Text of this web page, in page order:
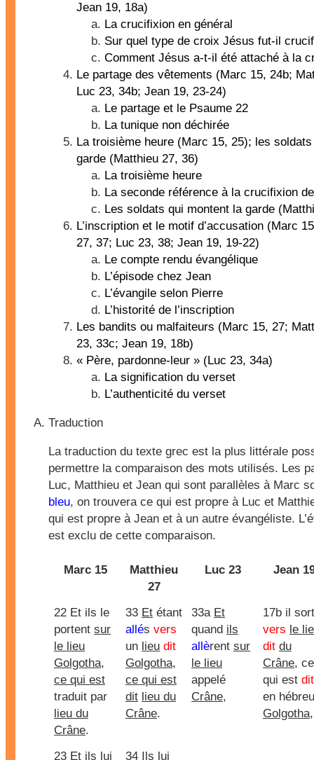
Jean 19, 18a)
La crucifixion en général
Sur quel type de croix Jésus fut-il
Comment Jésus a-t-il été attaché à la
Le partage des vêtements (Marc 15, 24b;
Luc 23, 34b; Jean 19, 23-24)
Le partage et le Psaume 22
La tunique non déchirée
La troisième heure (Marc 15, 25); les
garde (Matthieu 27, 36)
La troisième heure
La seconde référence à la crucifixion
Les soldats qui montent la garde
L’inscription et le motif d’accusation (Marc
27, 37; Luc 23, 38; Jean 19, 19-22)
Le compte rendu évangélique
L’épisode chez Jean
L’évangile selon Pierre
L’historité de l’inscription
Les bandits ou malfaiteurs (Marc 15, 27;
23, 33c; Jean 19, 18b)
« Père, pardonne-leur » (Luc 23, 34a)
La signification du verset
L’authenticité du verset
Traduction
La traduction du texte grec est la plus littérale
permettre la comparaison des mots utilisés. Les
Luc, Matthieu et Jean qui sont parallèles à Marc
bleu, on trouvera ce qui est propre à Luc et
qui est propre à Jean et à un autre évangéliste.
est exclu de cette comparaison.
Marc 15
Matthieu
27
Luc 23 Jean
22 Et ils le
portent sur
le lieu
Golgotha,
ce qui est
traduit par
lieu du
Crâne.
33 Et étant
allés vers
un lieu dit
Golgotha,
ce qui est
dit lieu du
Crâne.
33a Et
quand ils
allèrent sur
le lieu
appelé
Crâne,
17b il
vers le
dit du
Crâne, ce
qui est dit
en hébreu
Golgotha,
23 Et ils lui 34 Ils lui